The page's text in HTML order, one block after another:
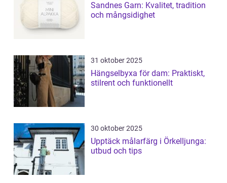
Sandnes Garn: Kvalitet, tradition
och mångsidighet
31 oktober 2025
Hängselbyxa för dam: Praktiskt,
stilrent och funktionellt
30 oktober 2025
Upptäck målarfärg i Örkelljunga:
utbud och tips